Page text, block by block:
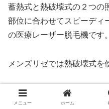
蓄熱式と熱破壊式の２つの
部位に合わせてスピーディ
の医療レーザー脱毛機です。
メンズリゼでは熱破壊式を
ラシャ（Lasya）は、バル
細胞を破壊する熱破壊式の
メニュー ホーム